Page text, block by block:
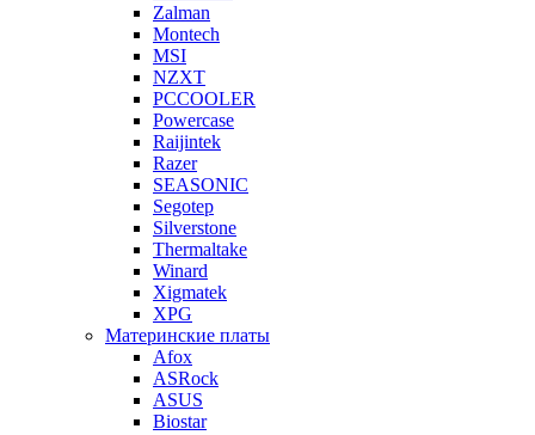
Zalman
Montech
MSI
NZXT
PCCOOLER
Powercase
Raijintek
Razer
SEASONIC
Segotep
Silverstone
Thermaltake
Winard
Xigmatek
XPG
Материнские платы
Afox
ASRock
ASUS
Biostar